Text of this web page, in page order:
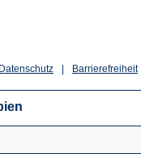
Barrierefreiheit
Datenschutz